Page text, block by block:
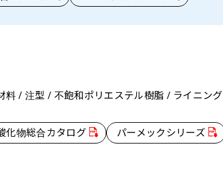
料 / 注型 / 不飽和ポリエステル樹脂 / ライニング
化物総合カタログ パーメックシリーズ